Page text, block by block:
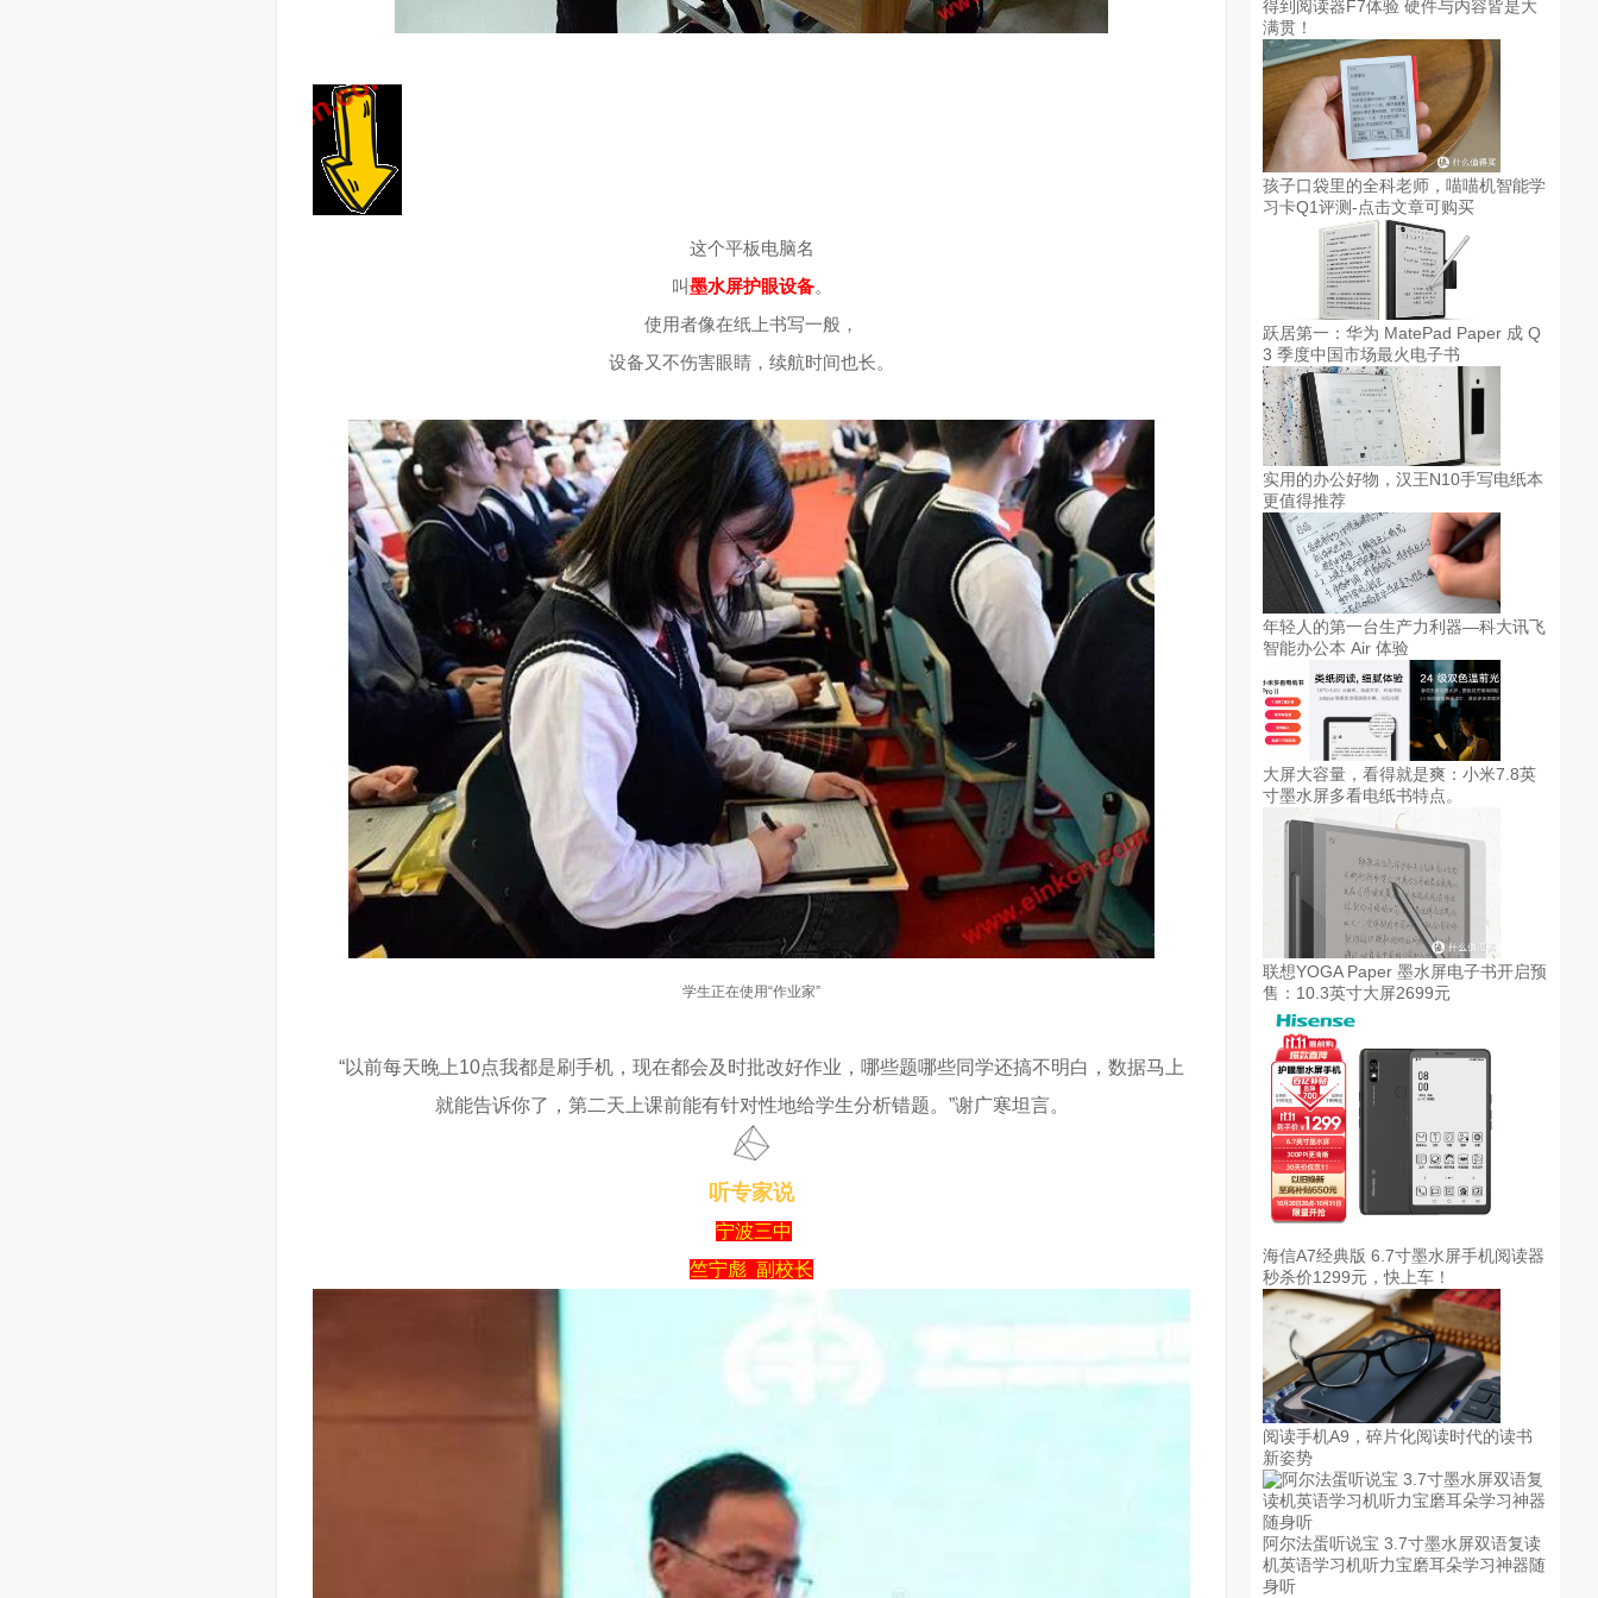
这个平板电脑名
叫墨水屏护眼设备。
使用者像在纸上书写一般，
设备又不伤害眼睛，续航时间也长。
学生正在使用“作业家”
“以前每天晚上10点我都是刷手机，现在都会及时批改好作业，哪些题哪些同学还搞不明白，数据马上
就能告诉你了，第二天上课前能有针对性地给学生分析错题。”谢广寒坦言。
听专家说
宁波三中
竺宁彪 副校长
得到阅读器F7体验 硬件与内容皆是大
满贯！
孩子口袋里的全科老师，喵喵机智能学
习卡Q1评测-点击文章可购买
跃居第一：华为 MatePad Paper 成 Q
3 季度中国市场最火电子书
实用的办公好物，汉王N10手写电纸本
更值得推荐
年轻人的第一台生产力利器—科大讯飞
智能办公本 Air 体验
大屏大容量，看得就是爽：小米7.8英
寸墨水屏多看电纸书特点。
联想YOGA Paper 墨水屏电子书开启预
售：10.3英寸大屏2699元
海信A7经典版 6.7寸墨水屏手机阅读器
秒杀价1299元，快上车！
阅读手机A9，碎片化阅读时代的读书
新姿势
阿尔法蛋听说宝 3.7寸墨水屏双语复读
机英语学习机听力宝磨耳朵学习神器随
身听